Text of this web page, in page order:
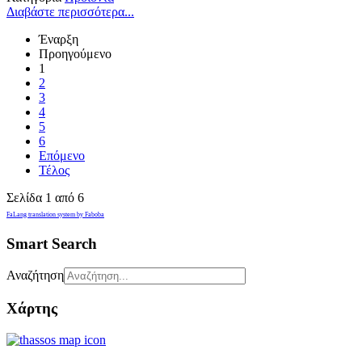
Διαβάστε περισσότερα...
Έναρξη
Προηγούμενο
1
2
3
4
5
6
Επόμενο
Τέλος
Σελίδα 1 από 6
FaLang translation system by Faboba
Smart Search
Αναζήτηση
Χάρτης